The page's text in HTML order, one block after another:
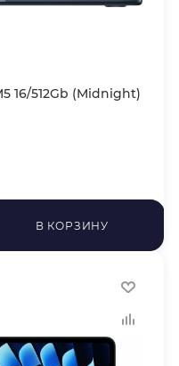
16/512Gb (Midnight)
В КОРЗИНУ